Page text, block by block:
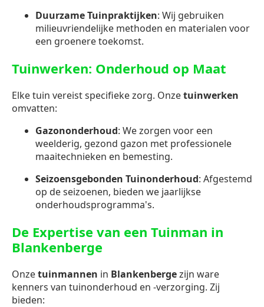
Duurzame Tuinpraktijken: Wij gebruiken
milieuvriendelijke methoden en materialen voor
een groenere toekomst.
Tuinwerken: Onderhoud op Maat
Elke tuin vereist specifieke zorg. Onzetuinwerken
omvatten:
Gazononderhoud: We zorgen voor een
weelderig, gezond gazon met professionele
maaitechnieken en bemesting.
Seizoensgebonden Tuinonderhoud: Afgestemd
op de seizoenen, bieden we jaarlijkse
onderhoudsprogramma's.
De Expertise van een Tuinman in
Blankenberge
Onzetuinmannen in Blankenbergezijn ware
kenners van tuinonderhoud en -verzorging. Zij
bieden: